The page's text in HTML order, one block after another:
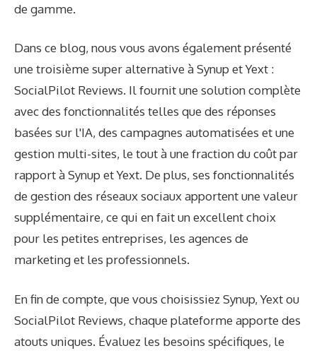
de gamme.
Dans ce blog, nous vous avons également présenté
une troisième super alternative à Synup et Yext :
SocialPilot Reviews. Il fournit une solution complète
avec des fonctionnalités telles que des réponses
basées sur l'IA, des campagnes automatisées et une
gestion multi-sites, le tout à une fraction du coût par
rapport à Synup et Yext. De plus, ses fonctionnalités
de gestion des réseaux sociaux apportent une valeur
supplémentaire, ce qui en fait un excellent choix
pour les petites entreprises, les agences de
marketing et les professionnels.
En fin de compte, que vous choisissiez Synup, Yext ou
SocialPilot Reviews, chaque plateforme apporte des
atouts uniques. Évaluez les besoins spécifiques, le